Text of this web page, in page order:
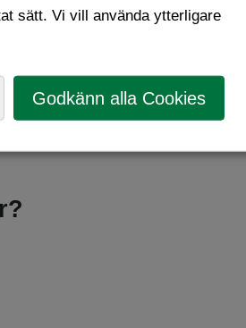
sätt. Vi vill använda ytterligare
Godkänn alla Cookies